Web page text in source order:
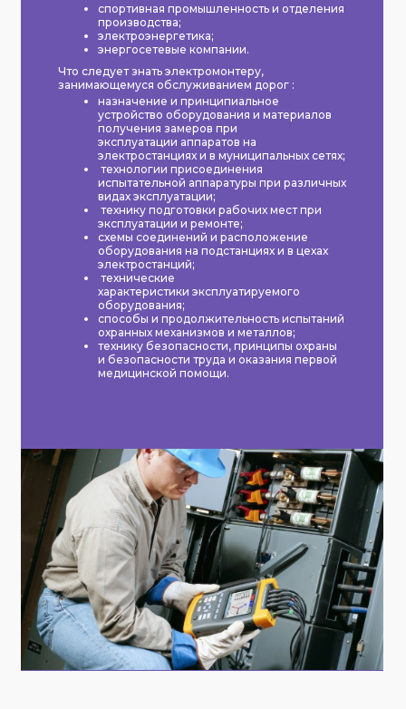
спортивная промышленность и отделения
производства;
электроэнергетика;
энергосетевые компании.
Что следует знать электромонтеру,
занимающемуся обслуживанием дорог :
назначение и принципиальное
устройство оборудования и материалов
получения замеров при
эксплуатации аппаратов на
электростанциях и в муниципальных сетях;
технологии присоединения
испытательной аппаратуры при различных
видах эксплуатации;
технику подготовки рабочих мест при
эксплуатации и ремонте;
схемы соединений и расположение
оборудования на подстанциях и в цехах
электростанций;
технические
характеристики эксплуатируемого
оборудования;
способы и продолжительность испытаний
охранных механизмов и металлов;
технику безопасности, принципы охраны
и безопасности труда и оказания первой
медицинской помощи.